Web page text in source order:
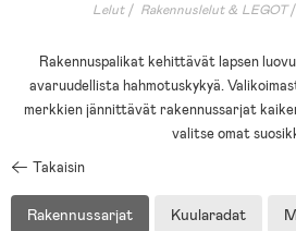
Lelut Rakennuslelut & LEGOT
Rakennuspalikat kehittävät lapsen
avaruudellista hahmotuskykyä.
merkkien jännittävät rakennussarjat
valitse omat
Takaisin
Rakennussarjat Kuularadat